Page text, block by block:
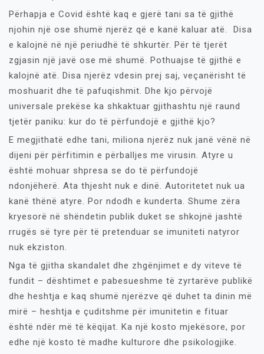
Përhapja e Covid është kaq e gjerë tani sa të gjithë
njohin një ose shumë njerëz që e kanë kaluar atë. Disa
e kalojnë në një periudhë të shkurtër. Për të tjerët
zgjasin një javë ose më shumë. Pothuajse të gjithë e
kalojnë atë. Disa njerëz vdesin prej saj, veçanërisht të
moshuarit dhe të pafuqishmit. Dhe kjo përvojë
universale prekëse ka shkaktuar gjithashtu një raund
tjetër paniku: kur do të përfundojë e gjithë kjo?
E megjithatë edhe tani, miliona njerëz nuk janë vënë në
dijeni për përfitimin e përballjes me virusin. Atyre u
është mohuar shpresa se do të përfundojë
ndonjëherë. Ata thjesht nuk e dinë. Autoritetet nuk ua
kanë thënë atyre. Por ndodh e kunderta. Shume zëra
kryesorë në shëndetin publik duket se shkojnë jashtë
rrugës së tyre për të pretenduar se imuniteti natyror
nuk ekziston.
Nga të gjitha skandalet dhe zhgënjimet e dy viteve të
fundit – dështimet e pabesueshme të zyrtarëve publikë
dhe heshtja e kaq shumë njerëzve që duhet ta dinin më
mirë – heshtja e çuditshme për imunitetin e fituar
është ndër më të këqijat. Ka një kosto mjekësore, por
edhe një kosto të madhe kulturore dhe psikologjike.